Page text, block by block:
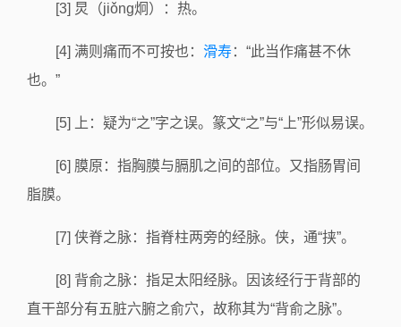
[3] 炅（jiǒng炯）：热。
[4] 满则痛而不可按也： 滑寿：“此当作痛甚不休
也。”
[5] 上：疑为“之”字之误。篆文“之”与“上”形似易误。
[6] 膜原：指胸膜与膈肌之间的部位。又指肠胃间
脂膜。
[7] 侠脊之脉：指脊柱两旁的经脉。侠，通“挟”。
[8] 背俞之脉：指足太阳经脉。因该经行于背部的
直干部分有五脏六腑之俞穴，故称其为“背俞之脉”。